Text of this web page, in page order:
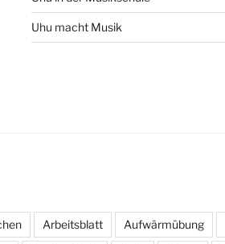
Uhu macht Musik
Arbeitsblatt Aufwärmübung